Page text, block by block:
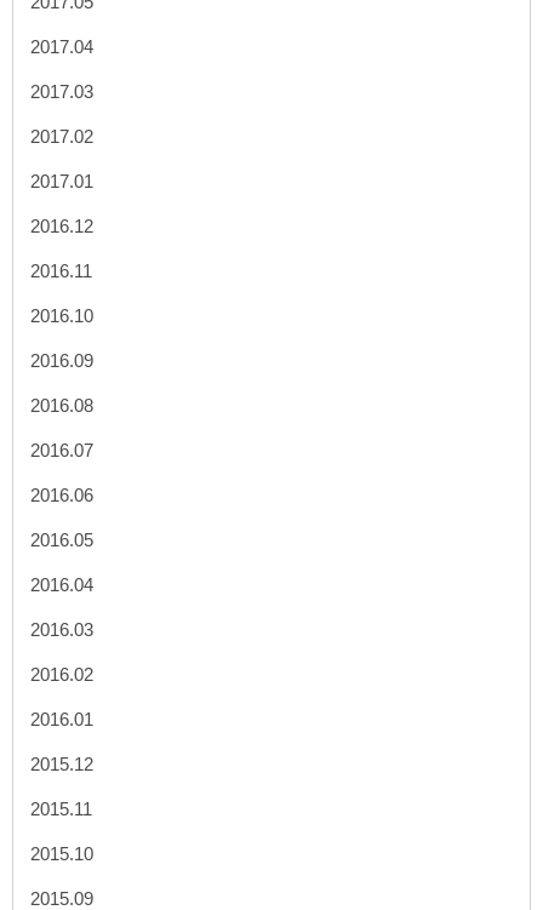
2017.04
2017.03
2017.02
2017.01
2016.12
2016.11
2016.10
2016.09
2016.08
2016.07
2016.06
2016.05
2016.04
2016.03
2016.02
2016.01
2015.12
2015.11
2015.10
2015.09